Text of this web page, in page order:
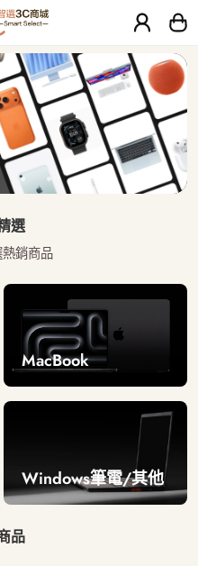
｜【30天安心
選
銷商品
MacBook
Windows筆電/其他
品